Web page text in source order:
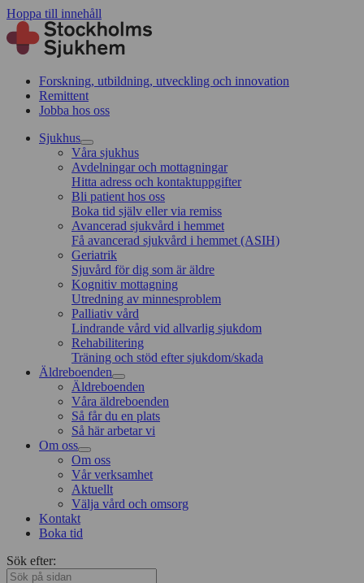
Hoppa till innehåll
Forskning, utbildning, utveckling och innovation
Remittent
Jobba hos oss
Sjukhus
Våra sjukhus
Avdelningar och mottagningar
Hitta adress och kontaktuppgifter
Bli patient hos oss
Boka tid själv eller via remiss
Avancerad sjukvård i hemmet
Få avancerad sjukvård i hemmet (ASIH)
Geriatrik
Sjuvård för dig som är äldre
Kognitiv mottagning
Utredning av minnesproblem
Palliativ vård
Lindrande vård vid allvarlig sjukdom
Rehabilitering
Träning och stöd efter sjukdom/skada
Äldreboenden
Äldreboenden
Våra äldreboenden
Så får du en plats
Så här arbetar vi
Om oss
Om oss
Vår verksamhet
Aktuellt
Välja vård och omsorg
Kontakt
Boka tid
Sök efter: